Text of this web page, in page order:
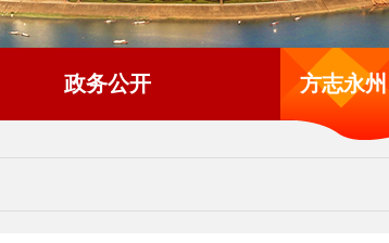
政务公开 方志永州